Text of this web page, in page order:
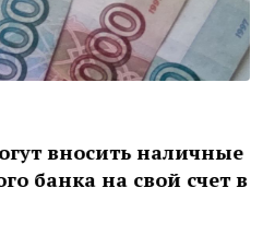
вносить наличные
банка на свой счет в